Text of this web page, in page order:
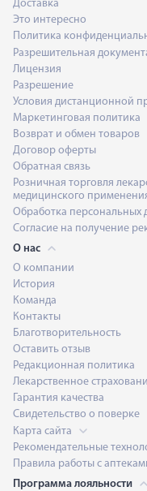
Доставка
Это интересно
Политика
Разрешительная
Лицензия
Разрешение
Условия дистанционной
Маркетинговая политика
Возврат и обмен товаров
Договор оферты
Обратная связь
Розничная торговля
медицинского
Обработка персональных
Согласие на получение
О нас
О компании
История
Команда
Контакты
Благотворительность
Оставить отзыв
Редакционная политика
Лекарственное
Гарантия качества
Свидетельство о поверке
Карта сайта
Рекомендательные
Правила работы с
Программа лояльности